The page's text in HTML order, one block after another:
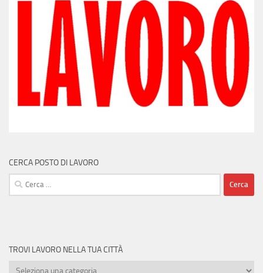
CERCA POSTO DI LAVORO
Ricerca
per:
TROVI LAVORO NELLA TUA CITTÀ
Trovi